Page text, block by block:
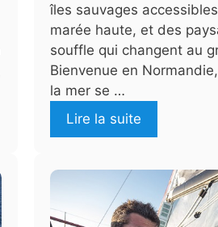
îles sauvages
marée haute, et des
souffle qui changent au
Bienvenue en
la mer se …
Lire la suite